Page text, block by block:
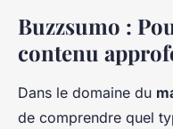
Buzzsumo :
contenu
Dans le domaine du
de comprendre quel